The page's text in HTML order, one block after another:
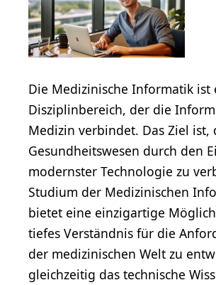
Die Medizinische Informatik ist
Disziplinbereich, der die
Medizin verbindet. Das Ziel ist,
Gesundheitswesen durch den
modernster Technologie zu
Studium der Medizinischen
bietet eine einzigartige
tiefes Verständnis für die
der medizinischen Welt zu
gleichzeitig das technische